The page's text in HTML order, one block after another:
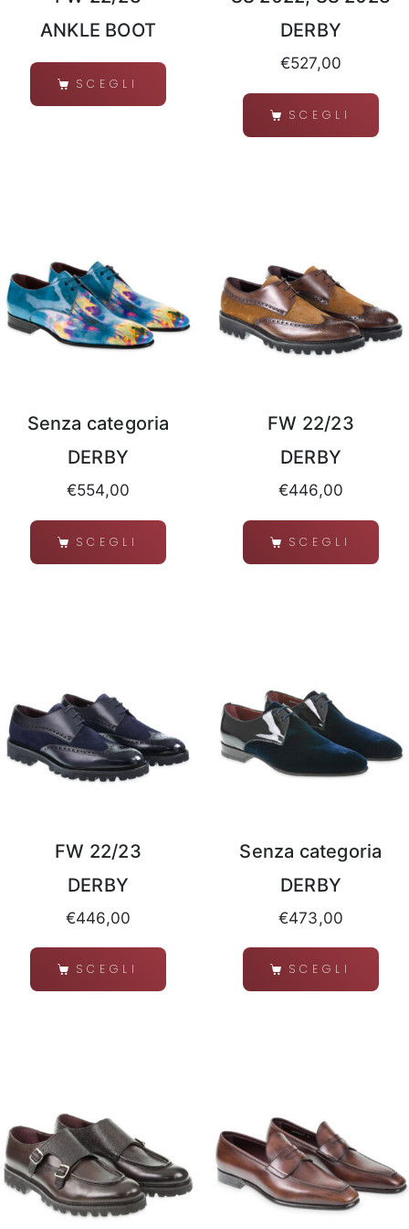
ANKLE BOOT
SCEGLI
DERBY
€527,00
SCEGLI
Senza categoria
DERBY
€554,00
SCEGLI
FW 22/23
DERBY
€446,00
SCEGLI
FW 22/23
DERBY
€446,00
SCEGLI
Senza categoria
DERBY
€473,00
SCEGLI